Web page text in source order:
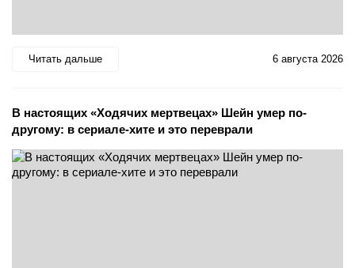
Читать дальше 6 августа 2026
В настоящих «Ходячих мертвецах» Шейн умер по-
другому: в сериале-хите и это переврали